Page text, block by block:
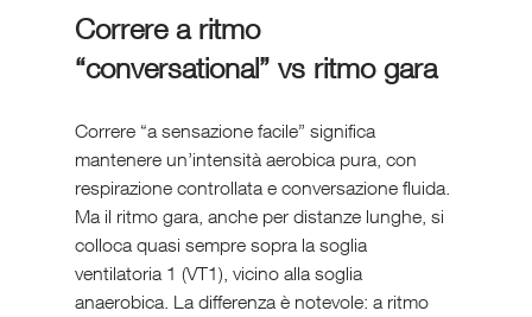
Correre a ritmo
“conversational” vs ritmo gara
Correre “a sensazione facile” significa
mantenere un’intensità aerobica pura, con
respirazione controllata e conversazione fluida.
Ma il ritmo gara, anche per distanze lunghe, si
colloca quasi sempre sopra la soglia
ventilatoria 1 (VT1), vicino alla soglia
anaerobica. La differenza è notevole: a ritmo